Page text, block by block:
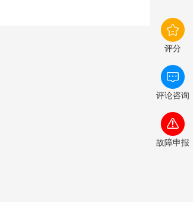
评分
评论咨询
故障申报